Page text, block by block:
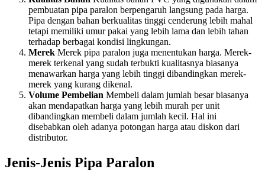
pembuatan pipa paralon berpengaruh langsung pada harga.
Pipa dengan bahan berkualitas tinggi cenderung lebih mahal
tetapi memiliki umur pakai yang lebih lama dan lebih tahan
terhadap berbagai kondisi lingkungan.
Merek Merek pipa paralon juga menentukan harga. Merek-
merek terkenal yang sudah terbukti kualitasnya biasanya
menawarkan harga yang lebih tinggi dibandingkan merek-
merek yang kurang dikenal.
Volume Pembelian Membeli dalam jumlah besar biasanya
akan mendapatkan harga yang lebih murah per unit
dibandingkan membeli dalam jumlah kecil. Hal ini
disebabkan oleh adanya potongan harga atau diskon dari
distributor.
Jenis-Jenis Pipa Paralon